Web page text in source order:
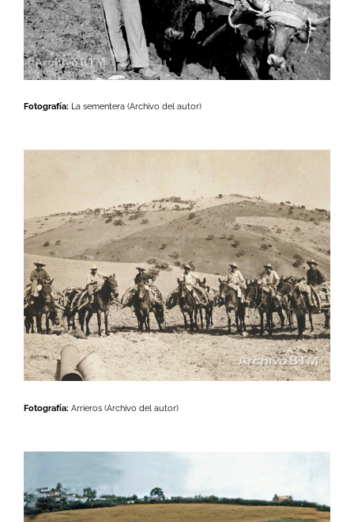
Fotografía: La sementera (Archivo del autor)
Fotografía: Arrieros (Archivo del autor)